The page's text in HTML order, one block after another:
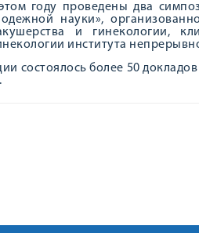
году проведены два
науки»,
и гинекологии,
института
состоялось более 50